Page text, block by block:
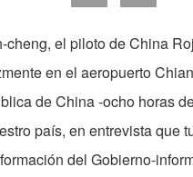
cheng, el piloto de China
en el aeropuerto
de China -ocho horas
país, en entrevista que
del Gobierno-